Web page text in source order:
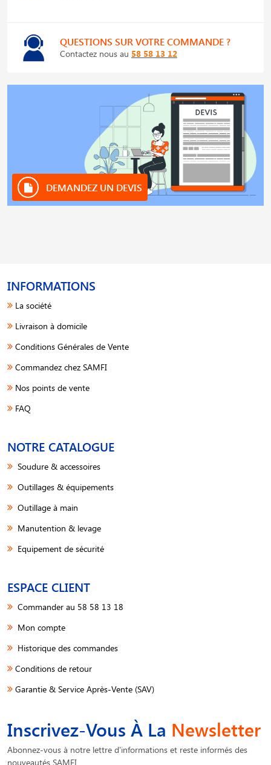
QUESTIONS SUR VOTRE COMMANDE ?
Contactez nous au 58 58 13 12
DEMANDEZ UN DEVIS
INFORMATIONS
La société
Livraison à domicile
Conditions Générales de Vente
Commandez chez SAMFI
Nos points de vente
FAQ
NOTRE CATALOGUE
Soudure & accessoires
Outillages & équipements
Outillage à main
Manutention & levage
Equipement de sécurité
ESPACE CLIENT
Commander au 58 58 13 18
Mon compte
Historique des commandes
Conditions de retour
Garantie & Service Après-Vente (SAV)
Inscrivez-Vous À La Newsletter
Abonnez-vous à notre lettre d'informations et reste informés des
nouveautés SAMFI